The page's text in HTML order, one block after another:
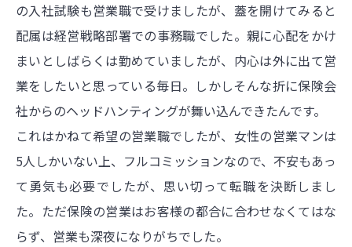
の入社試験も営業職で受けましたが、蓋を開けてみると
配属は経営戦略部署での事務職でした。親に心配をかけ
まいとしばらくは勤めていましたが、内心は外に出て営
業をしたいと思っている毎日。しかしそんな折に保険会
社からのヘッドハンティングが舞い込んできたんです。
これはかねて希望の営業職でしたが、女性の営業マンは
5人しかいない上、フルコミッションなので、不安もあっ
て勇気も必要でしたが、思い切って転職を決断しまし
た。ただ保険の営業はお客様の都合に合わせなくてはな
らず、営業も深夜になりがちでした。